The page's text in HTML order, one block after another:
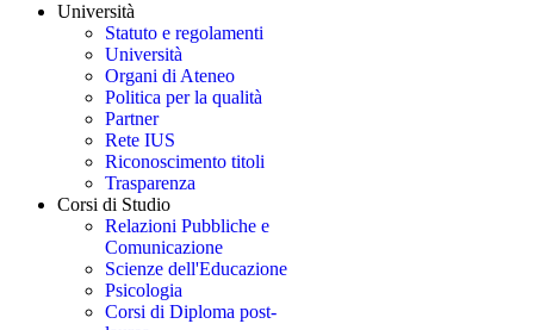
Università
Statuto e regolamenti
Università
Organi di Ateneo
Politica per la qualità
Partner
Rete IUS
Riconoscimento titoli
Trasparenza
Corsi di Studio
Relazioni Pubbliche e
Comunicazione
Scienze dell'Educazione
Psicologia
Corsi di Diploma post-